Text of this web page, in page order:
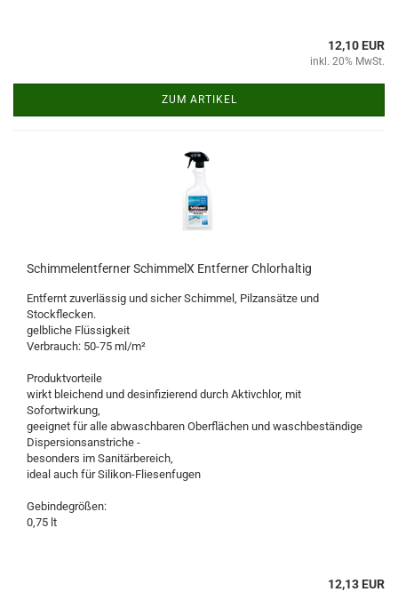
12,10 EUR
inkl. 20% MwSt.
ZUM ARTIKEL
Schimmelentferner SchimmelX Entferner Chlorhaltig
Entfernt zuverlässig und sicher Schimmel, Pilzansätze und
Stockflecken.
gelbliche Flüssigkeit
Verbrauch: 50-75 ml/m²
Produktvorteile
wirkt bleichend und desinfizierend durch Aktivchlor, mit
Sofortwirkung,
geeignet für alle abwaschbaren Oberflächen und waschbeständige
Dispersionsanstriche -
besonders im Sanitärbereich,
ideal auch für Silikon-Fliesenfugen
Gebindegrößen:
0,75 lt
12,13 EUR